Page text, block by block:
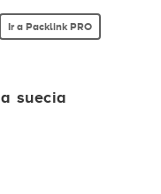
Ir a Packlink PRO
suecia